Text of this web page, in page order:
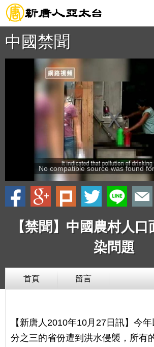
中國禁聞
No compatible source was found
【禁聞】中國農村人
染問題
首頁 留言
【新唐人2010年10月27日訊】今
分之三的省份遭到洪水侵襲，所有